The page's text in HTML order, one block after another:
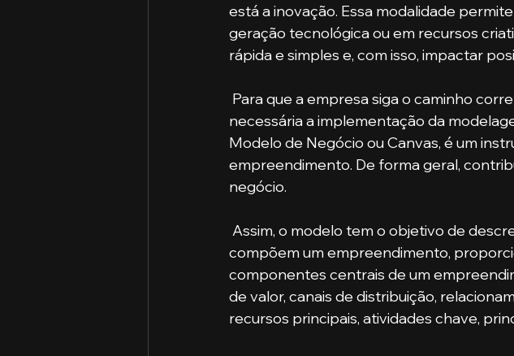
está a inovação. Essa modalidade
geração tecnológica ou em recursos
rápida e simples e, com isso, impactar
necessária a implementação da
Modelo de Negócio ou Canvas, é um
empreendimento. De forma geral,
negócio.
compõem um empreendimento,
componentes centrais de um
de valor, canais de distribuição,
recursos principais, atividades chave,